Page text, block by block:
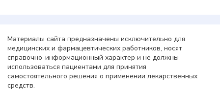
Материалы сайта предназначены исключительно для
медицинских и фармацевтических работников, носят
справочно-информационный характер и не должны
использоваться пациентами для принятия
самостоятельного решения о применении лекарственных
средств.